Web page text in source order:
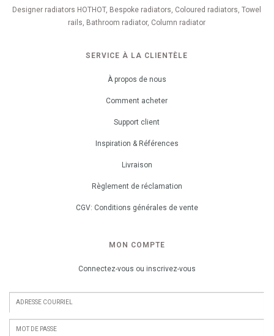
Designer radiators HOTHOT, Bespoke radiators, Coloured radiators, Towel
rails, Bathroom radiator, Column radiator
SERVICE À LA CLIENTÈLE
À propos de nous
Comment acheter
Support client
Inspiration & Références
Livraison
Règlement de réclamation
CGV: Conditions générales de vente
MON COMPTE
Connectez-vous ou inscrivez-vous